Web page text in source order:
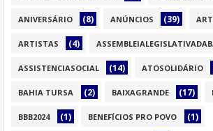
ANIVERSÁRIO (8) ANÚNCIOS (39)
ARTISTAS (4)
ASSISTENCIASOCIAL (14) ATOSOLIDÁRIO
BAHIA TURSA (2) BAIXAGRANDE (17)
BBB2024 (1) BENEFÍCIOS PRO POVO (1)